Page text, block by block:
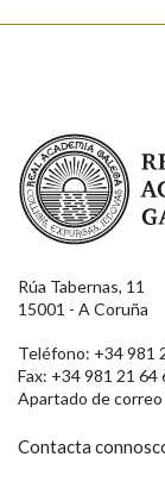
Real Academia
Rúa Tabernas, 11
15001 - A Coruña
Teléfono: +34 981
Fax: +34 981 21 64
Apartado de
Contacta